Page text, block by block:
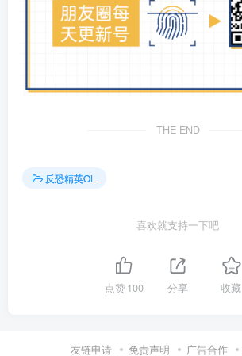
THE END
反恐精英OL
喜欢就支持一下吧
点赞100 分享 收藏
友链申请 免责声明 广告合作